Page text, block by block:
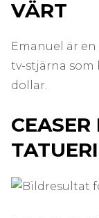
VÄRT
Emanuel är
tv-stjärna som
dollar.